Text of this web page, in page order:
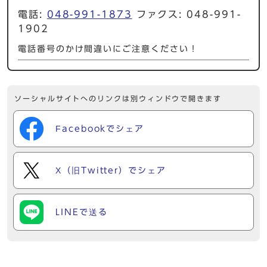
電話: 048-991-1873
ファクス: 048-991-
1902
電話番号のかけ間違いにご注意ください！
ソーシャルサイトへのリンクは別ウィンドウで開きます
Facebookでシェア
X（旧Twitter）でシェア
LINEで送る